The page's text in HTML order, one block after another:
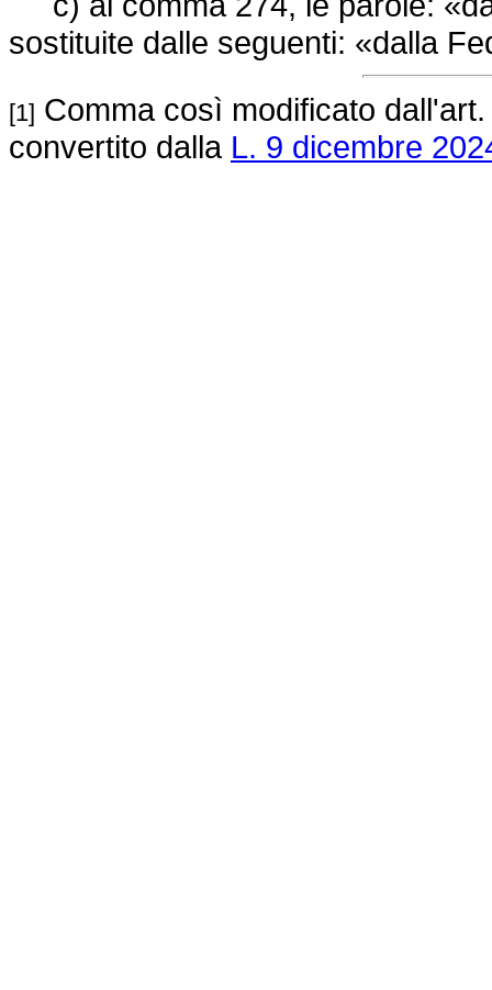
sostituite dalle seguenti: «dalla
[1] Comma così modificato
convertito dalla L. 9 dicembre